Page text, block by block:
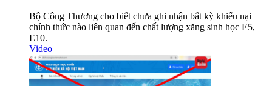
Bộ Công Thương cho biết chưa ghi nhận bất kỳ khiếu nại
chính thức nào liên quan đến chất lượng xăng sinh học E5,
E10.
Video